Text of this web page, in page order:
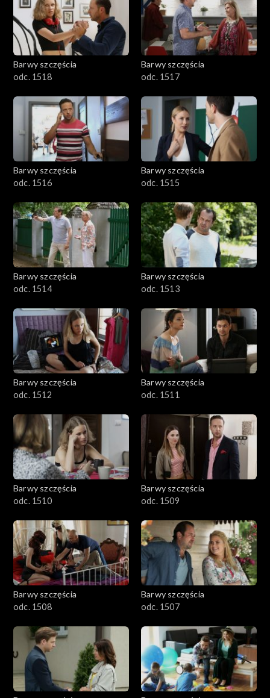
Barwy szczęścia
odc. 1518
Barwy szczęścia
odc. 1517
Barwy szczęścia
odc. 1516
Barwy szczęścia
odc. 1515
Barwy szczęścia
odc. 1514
Barwy szczęścia
odc. 1513
Barwy szczęścia
odc. 1512
Barwy szczęścia
odc. 1511
Barwy szczęścia
odc. 1510
Barwy szczęścia
odc. 1509
Barwy szczęścia
odc. 1508
Barwy szczęścia
odc. 1507